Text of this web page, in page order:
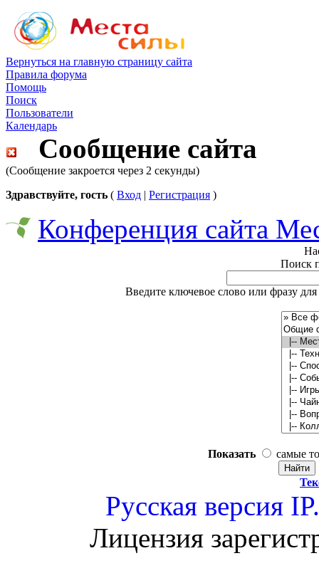
Вернуться на главную страницу сайта
Правила форума
Помощь
Поиск
Пользователи
Календарь
Сообщение сайта
(Сообщение закроется через 2 секунды)
Здравствуйте, гость ( Вход | Регистрация )
Конференция сайта
Поиск
Введите ключевое слово или фразу
Показать самые
Русская версия
Лицензия